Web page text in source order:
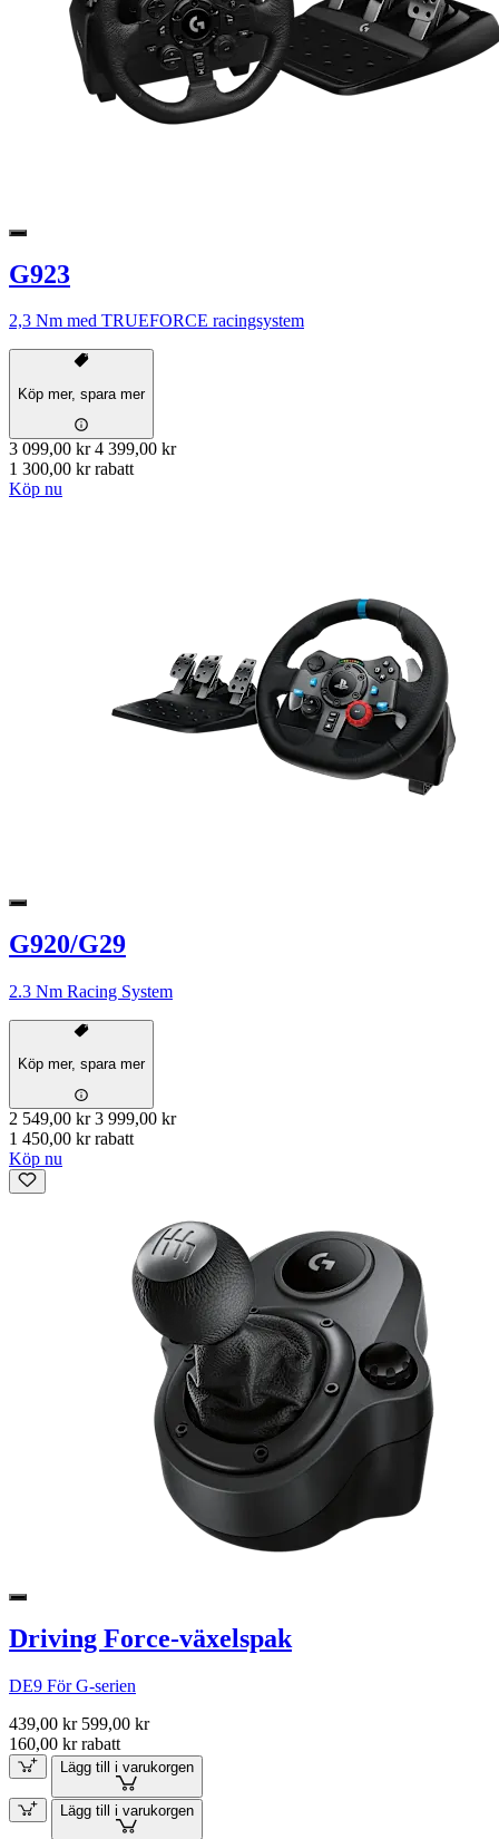
G923
2,3 Nm med TRUEFORCE racingsystem
Köp mer, spara mer
3 099,00 kr 4 399,00 kr
1 300,00 kr rabatt
Köp nu
G920/G29
2.3 Nm Racing System
Köp mer, spara mer
2 549,00 kr 3 999,00 kr
1 450,00 kr rabatt
Köp nu
Driving Force-växelspak
DE9 För G-serien
439,00 kr 599,00 kr
160,00 kr rabatt
Lägg till i varukorgen
Lägg till i varukorgen